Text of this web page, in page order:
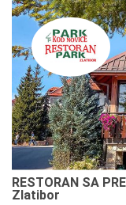
RESTORAN SA
Zlatibor